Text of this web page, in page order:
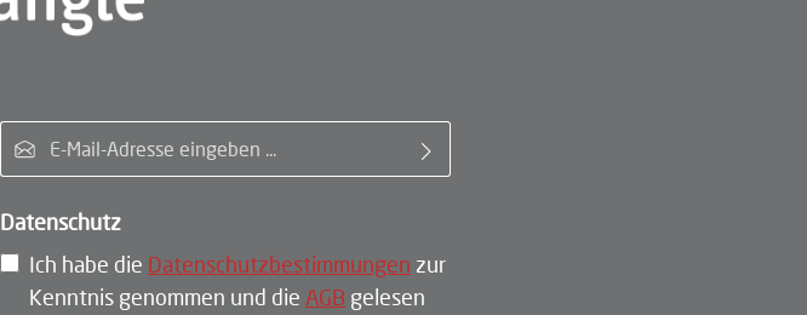
Datenschutz
Ich habe die Datenschutzbestimmungen zur
Kenntnis genommen und die AGB gelesen